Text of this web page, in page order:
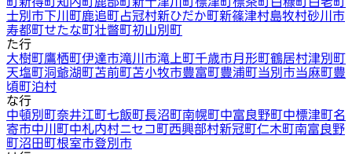
士別市下川町鹿追町占冠村新ひだか町新篠津村島牧村砂川市
寿都町せたな町壮瞥町初山別町
た行
大樹町鷹栖町伊達市滝川市滝上町千歳市月形町鶴居村津別町
天塩町洞爺湖町苫前町苫小牧市豊富町豊浦町当別市当麻町豊
頃町泊村
な行
中頓別町奈井江町七飯町長沼町南幌町中富良野町中標津町名
寄市中川町中札内村ニセコ町西興部村新冠町仁木町南富良野
町沼田町根室市登別市